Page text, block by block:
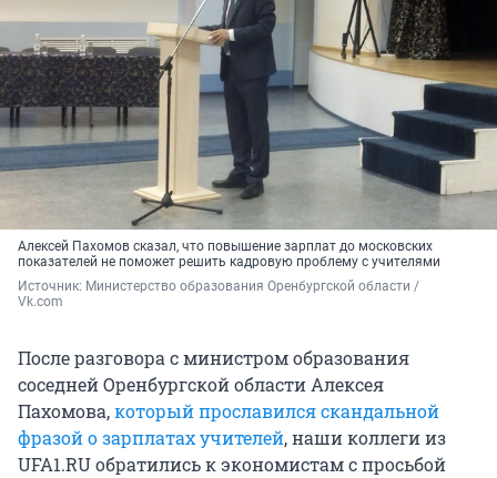
Алексей Пахомов сказал, что повышение зарплат до московских
показателей не поможет решить кадровую проблему с учителями
Источник: Министерство образования Оренбургской области /
Vk.com
После разговора с министром образования
соседней Оренбургской области Алексея
Пахомова,который прославился скандальной
фразой о зарплатах учителей, наши коллеги из
UFA1.RU обратились к экономистам с просьбой